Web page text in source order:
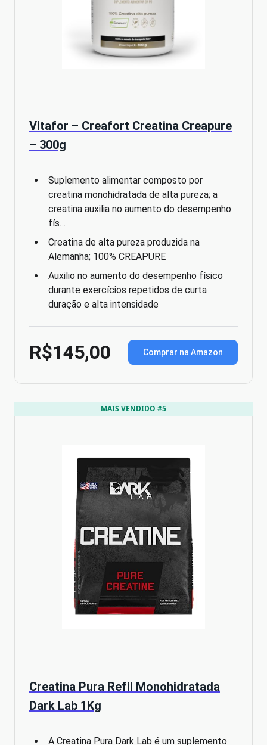
Vitafor – Creafort Creatina Creapure
– 300g
Suplemento alimentar composto por
creatina monohidratada de alta pureza; a
creatina auxilia no aumento do desempenho
fís…
Creatina de alta pureza produzida na
Alemanha; 100% CREAPURE
Auxilio no aumento do desempenho físico
durante exercícios repetidos de curta
duração e alta intensidade
R$145,00 Comprar na Amazon
MAIS VENDIDO #5
Creatina Pura Refil Monohidratada
Dark Lab 1Kg
A Creatina Pura Dark Lab é um suplemento